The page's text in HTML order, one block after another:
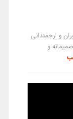
و ارجمندانی
و